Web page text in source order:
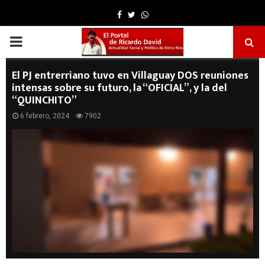
Facebook
TwitterWhatsapp
PRIMARY
MENU
El PJ entrerriano tuvo en Villaguay DOS reuniones
intensas sobre su futuro, la “OFICIAL”, y la del
“QUINCHITO”
6 febrero, 2024 7902